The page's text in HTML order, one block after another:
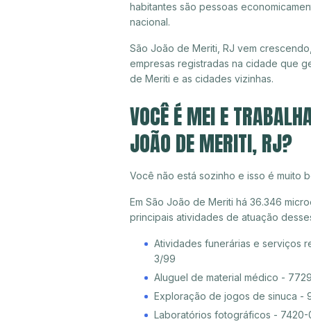
habitantes são pessoas
nacional.
São João de Meriti, RJ vem
empresas registradas na cidade que
de Meriti e as cidades vizinhas.
VOCÊ É MEI E
JOÃO DE MERITI, RJ?
Você não está sozinho e isso é muito
Em São João de Meriti há 36.346
principais atividades de atuação
Atividades funerárias e serviços
3/99
Aluguel de material médico -
Exploração de jogos de sinuca -
Laboratórios fotográficos -